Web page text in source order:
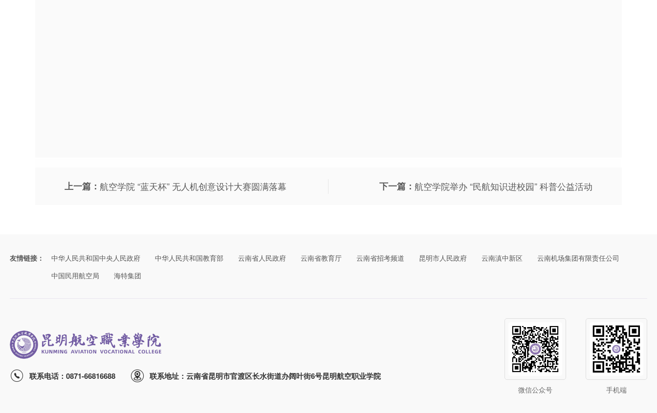
上一篇： 航空学院 “蓝天杯” 无人机创意设计大赛圆满落幕 下一篇： 航空学院举办 “民航知识进校园” 科普公益活动
友情链接： 中华人民共和国中央人民政府 中华人民共和国教育部 云南省人民政府 云南省教育厅 云南省招考频道 昆明市人民政府 云南滇中新区
云南机场集团有限责任公司
中国民用航空局
海特集团
联系电话：0871-66816688 联系地址：云南省昆明市官渡区长水街道办阔叶街6号昆明航空职业学院
微信公众号 手机端